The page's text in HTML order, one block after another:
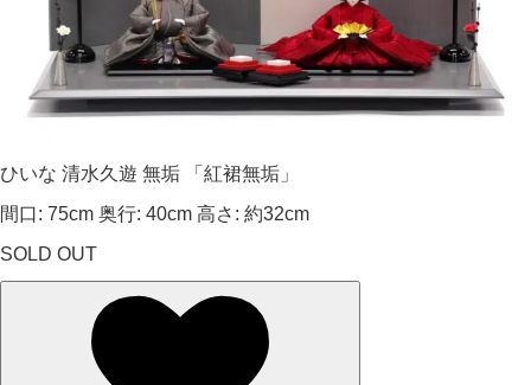
ひいな 清水久遊 無垢 「紅裙無垢」
間口: 75cm 奥行: 40cm 高さ: 約32cm
SOLD OUT